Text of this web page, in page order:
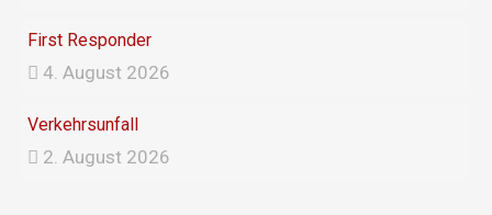
First Responder
4. August 2026
Verkehrsunfall
2. August 2026